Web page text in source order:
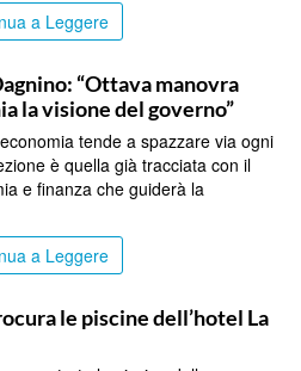
a Leggere
“Ottava manovra
la visione del governo”
tende a spazzare via ogni
è quella già tracciata con il
e finanza che guiderà la
a Leggere
le piscine dell’hotel La